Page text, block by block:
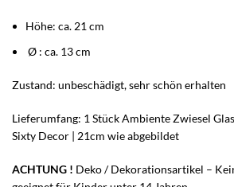
Höhe: ca. 21 cm
Ø : ca. 13 cm
Zustand: unbeschädigt, sehr schön erhalten
Lieferumfang: 1 Stück Ambiente Zwiesel
Sixty Decor | 21cm wie abgebildet
ACHTUNG ! Deko / Dekorationsartikel –